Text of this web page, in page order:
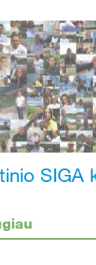
SIGA